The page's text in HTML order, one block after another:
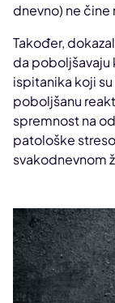
dnevno) ne čine
Također,
da poboljšavaju
ispitanika koji
poboljšanu
spremnost na
patološke
svakodnevnom